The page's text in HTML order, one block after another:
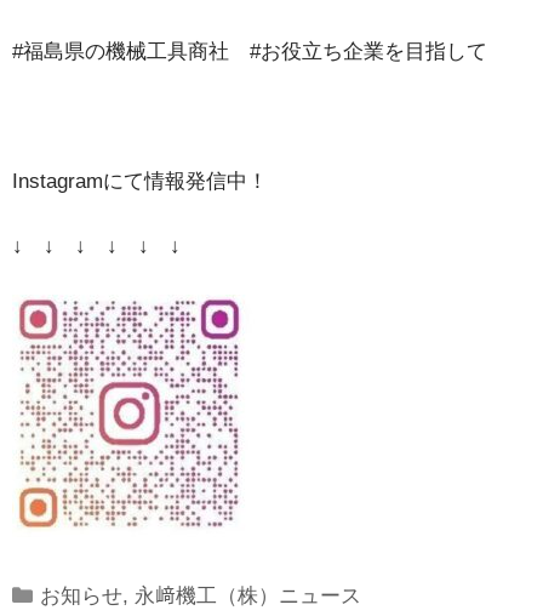
#福島県の機械工具商社 #お役立ち企業を目指して
Instagramにて情報発信中！
↓ ↓ ↓ ↓ ↓ ↓
Categories
お知らせ, 永﨑機工（株）ニュース